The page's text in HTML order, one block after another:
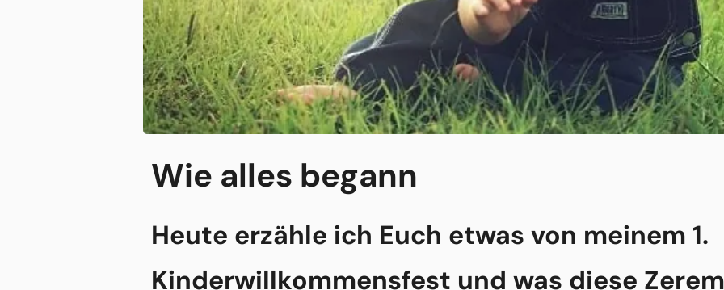
Wie alles begann
Heute erzähle ich Euch etwas von meinem 1.
Kinderwillkommensfest und was diese